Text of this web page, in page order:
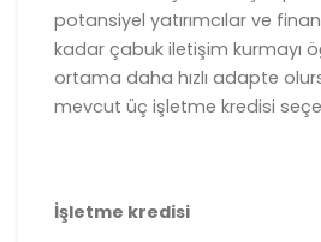
potansiyel yatırımcılar ve
kadar çabuk iletişim kurmayı
ortama daha hızlı adapte
mevcut üç işletme kredisi
İşletme kredisi